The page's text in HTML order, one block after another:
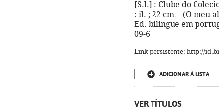
[S.l.] : Clube do
: il. ; 22 cm. - (O meu
Ed. bilingue em
09-6
Link persistente: http://
ADICIONAR À LISTA
VER TÍTULOS